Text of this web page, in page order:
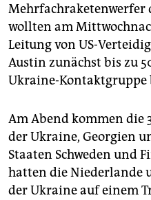
Mehrfachraketenwerfer
wollten am
Leitung von US-
Austin zunächst bis zu
Ukraine-Kontaktgruppe
Am Abend kommen die
der Ukraine, Georgien
Staaten Schweden und
hatten die Niederlande
der Ukraine auf einem